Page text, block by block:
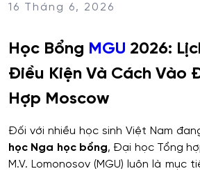
16 Tháng 6, 2026
Học Bổng MGU 2026:
Điều Kiện Và Cách Vào
Hợp Moscow
Đối với nhiều học sinh Việt Nam
học Nga học bổng, Đại học Tổng
M.V. Lomonosov (MGU) luôn là mục